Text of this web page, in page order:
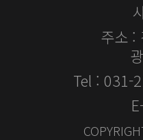
주소 :
Tel : 031-